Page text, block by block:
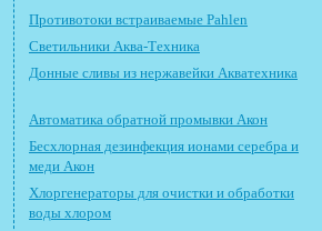
Противотоки встраиваемые Pahlen
Светильники Аква-Техника
Донные сливы из нержавейки Акватехника
Автоматика обратной промывки Акон
Бесхлорная дезинфекция ионами серебра и
меди Акон
Хлоргенераторы для очистки и обработки
воды хлором